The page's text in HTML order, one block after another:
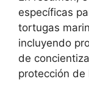
específicas
tortugas
incluyendo
de
protección de